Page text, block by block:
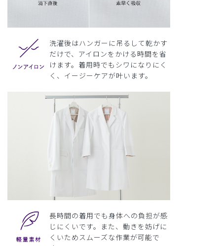
洗濯後はハンガーに吊るして乾かす
だけで、アイロンをかける時間を省
けます。着用時でもシワになりにく
く、イージーケアが叶います。
長時間の着用でも身体への負担が感
じにくいです。また、動きを妨げに
くいためスムーズな作業が可能で